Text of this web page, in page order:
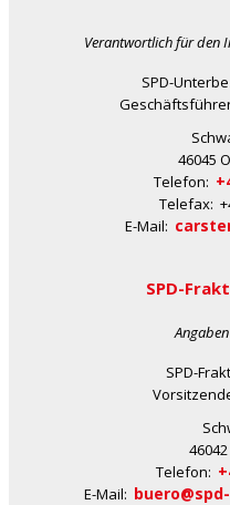
Verantwortlich für den
SPD-
46045
Telefon:
Telefax:
E-Mail:
SPD-
SPD-
Telefon:
E-Mail: